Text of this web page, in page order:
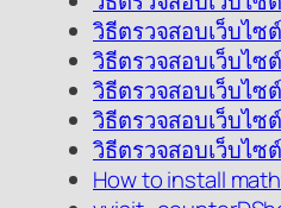
วิธีตรวจสอบเว็บไซ
วิธีตรวจสอบเว็บไซ
วิธีตรวจสอบเว็บไ
วิธีตรวจสอบเว็บไซ
วิธีตรวจสอบเว็บไซ
How to install